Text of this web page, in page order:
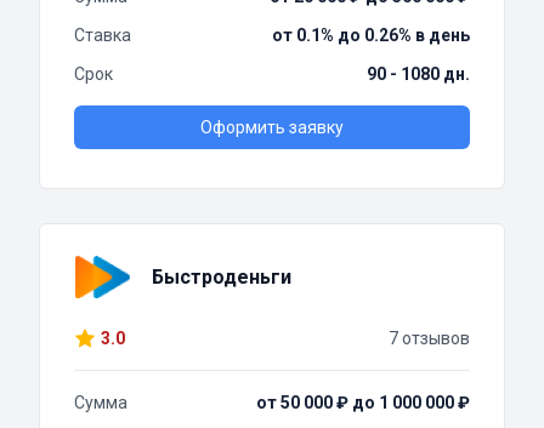
Ставка
от 0.1% до 0.26% в день
Срок
90 - 1080 дн.
Оформить заявку
Быстроденьги
3.0 7 отзывов
Сумма
от 50 000 ₽ до 1 000 000 ₽